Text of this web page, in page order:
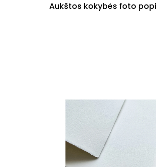
Aukštos kokybės foto